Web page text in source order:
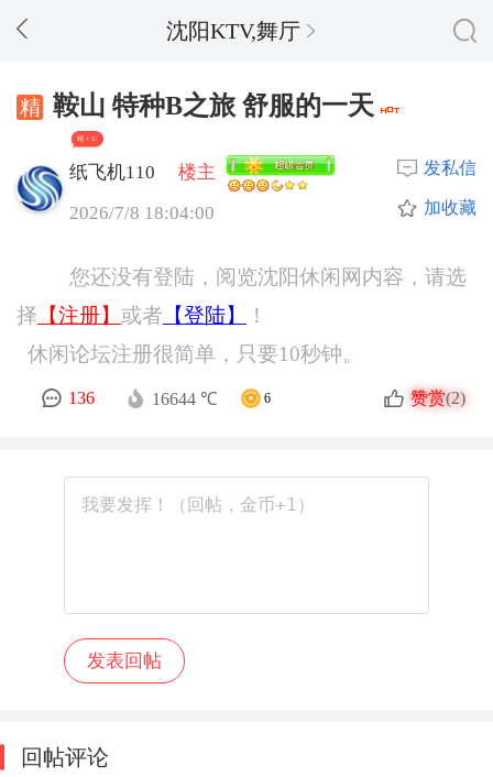
沈阳KTV,舞厅
鞍山 特种B之旅 舒服的一天
精 + 13
纸飞机110
楼主
2026/7/8 18:04:00
发私信
加收藏
您还没有登陆，阅览沈阳休闲网内容，请选
择 【注册】 或者 【登陆】
！
休闲论坛注册很简单，只要10秒钟。
136 16644 ℃ 6 赞赏(2)
回帖评论